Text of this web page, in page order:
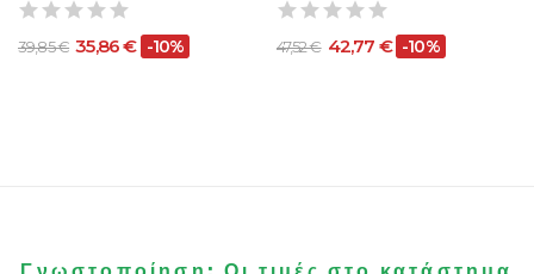
39,85 € 35,86 € -10% 47,52 € 42,77 € -10%